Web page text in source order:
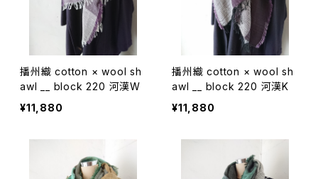
播州織 cotton × wool sh
awl __ block 220 河漢W
¥11,880
播州織 cotton × wool sh
awl __ block 220 河漢K
¥11,880